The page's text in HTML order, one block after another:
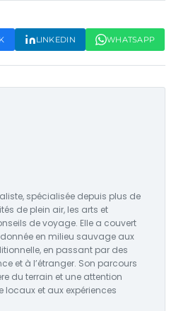
LINKEDIN WHATSAPP
spécialisée depuis plus de
de plein air, les arts et
de voyage. Elle a couvert
en milieu sauvage aux
en passant par des
et à l’étranger. Son parcours
du terrain et une attention
et aux expériences